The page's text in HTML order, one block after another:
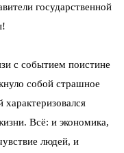
государственной
с событием поистине
собой страшное
Всё: и экономика,
людей, и